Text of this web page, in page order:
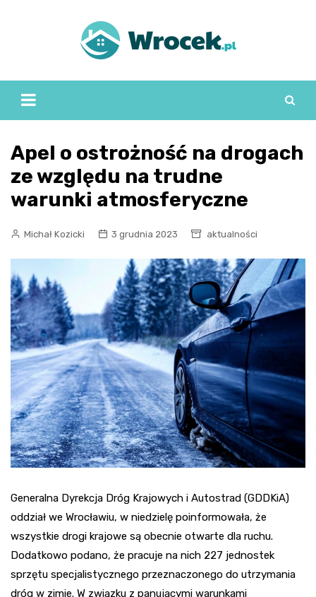
Apel o ostrożność na drogach
ze względu na trudne
warunki atmosferyczne
Michał Kozicki 3 grudnia 2023 aktualności
Generalna Dyrekcja Dróg Krajowych i Autostrad (GDDKiA)
oddział we Wrocławiu, w niedzielę poinformowała, że
wszystkie drogi krajowe są obecnie otwarte dla ruchu.
Dodatkowo podano, że pracuje na nich 227 jednostek
sprzętu specjalistycznego przeznaczonego do utrzymania
dróg w zimie. W związku z panującymi warunkami